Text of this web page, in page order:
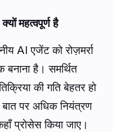
महत्वपूर्ण है
AI एजेंट को रोज़मर्रा
है। समर्थित
की गति बेहतर हो
पर अधिक नियंत्रण
प्रोसेस किया जाए।